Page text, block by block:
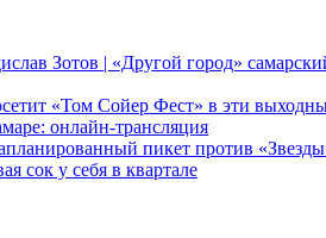
Зотов | «Другой город»
«Том Сойер Фест» в эти
онлайн-трансляция
пикет против
сок у себя в квартале